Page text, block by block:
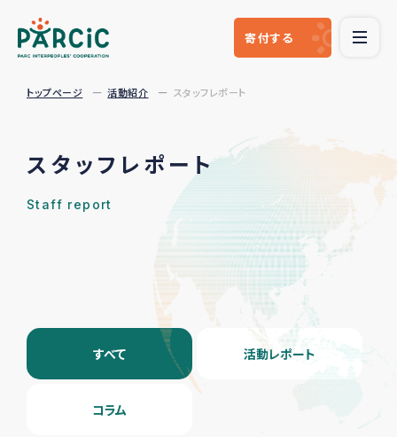
寄付する
トップページ 活動紹介 スタッフレポート
スタッフレポート
Staff report
すべて 活動レポート
コラム